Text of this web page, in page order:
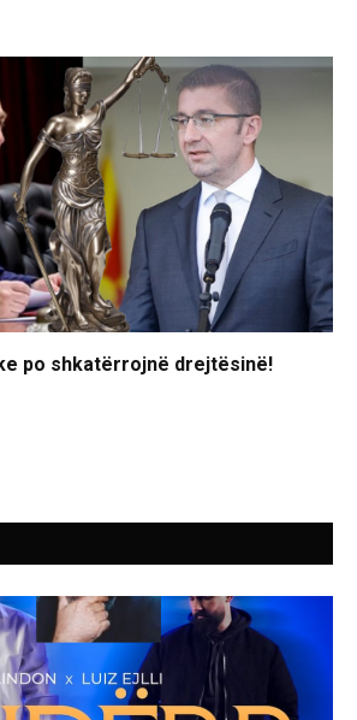
po shkatërrojnë drejtësinë!